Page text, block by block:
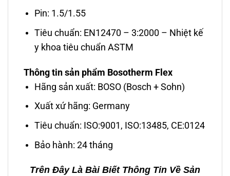
Pin: 1.5/1.55
Tiêu chuẩn: EN12470 – 3:2000 – Nhiệt kế
y khoa tiêu chuẩn ASTM
Thông tin sản phẩm Bosotherm Flex
Hãng sản xuất: BOSO (Bosch + Sohn)
Xuất xứ hãng: Germany
Tiêu chuẩn: ISO:9001, ISO:13485, CE:0124
Bảo hành: 24 tháng
Trên Đây Là Bài Biết Thông Tin Về Sản